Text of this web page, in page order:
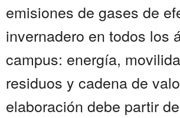
emisiones de gases de
invernadero en todos los
campus: energía,
residuos y cadena de
elaboración debe partir